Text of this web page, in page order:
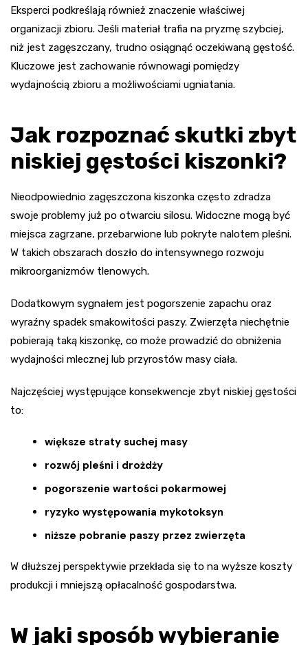
Eksperci podkreślają również znaczenie właściwej
organizacji zbioru. Jeśli materiał trafia na pryzmę szybciej,
niż jest zagęszczany, trudno osiągnąć oczekiwaną gęstość.
Kluczowe jest zachowanie równowagi pomiędzy
wydajnością zbioru a możliwościami ugniatania.
Jak rozpoznać skutki zbyt
niskiej gęstości kiszonki?
Nieodpowiednio zagęszczona kiszonka często zdradza
swoje problemy już po otwarciu silosu. Widoczne mogą być
miejsca zagrzane, przebarwione lub pokryte nalotem pleśni.
W takich obszarach doszło do intensywnego rozwoju
mikroorganizmów tlenowych.
Dodatkowym sygnałem jest pogorszenie zapachu oraz
wyraźny spadek smakowitości paszy. Zwierzęta niechętnie
pobierają taką kiszonkę, co może prowadzić do obniżenia
wydajności mlecznej lub przyrostów masy ciała.
Najczęściej występujące konsekwencje zbyt niskiej gęstości
to:
większe straty suchej masy
rozwój pleśni i drożdży
pogorszenie wartości pokarmowej
ryzyko występowania mykotoksyn
niższe pobranie paszy przez zwierzęta
W dłuższej perspektywie przekłada się to na wyższe koszty
produkcji i mniejszą opłacalność gospodarstwa.
W jaki sposób wybieranie